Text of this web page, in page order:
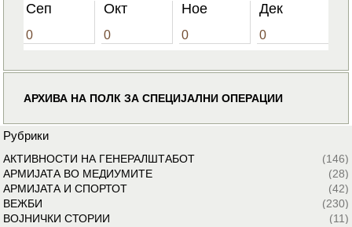
Сеп
0
Окт
0
Ное
0
Дек
0
АРХИВА НА ПОЛК ЗА СПЕЦИЈАЛНИ ОПЕРАЦИИ
Рубрики
АКТИВНОСТИ НА ГЕНЕРАЛШТАБОТ
(146)
АРМИЈАТА ВО МЕДИУМИТЕ
(28)
АРМИЈАТА И СПОРТОТ
(42)
ВЕЖБИ
(230)
ВОЈНИЧКИ СТОРИИ
(11)